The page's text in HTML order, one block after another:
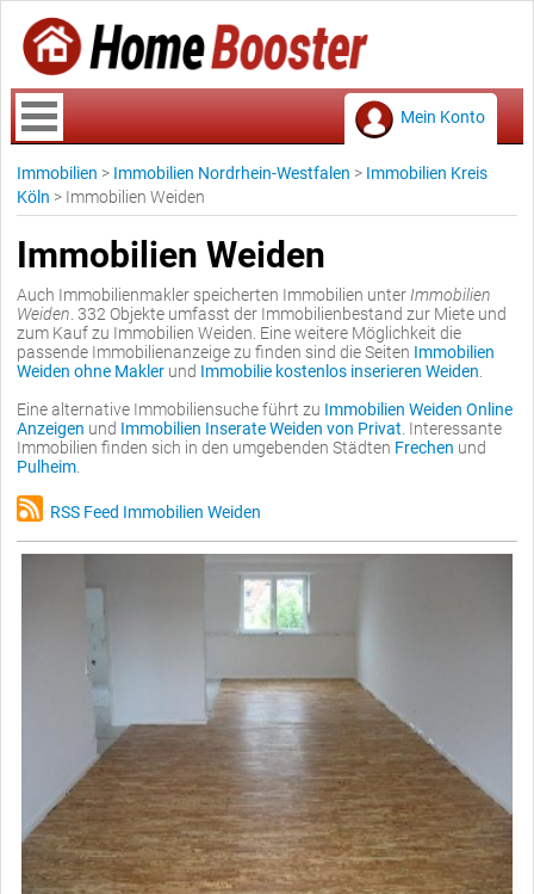
Mein Konto
Immobilien > Immobilien Nordrhein-Westfalen > Immobilien Kreis
Köln > Immobilien Weiden
Immobilien Weiden
Auch Immobilienmakler speicherten Immobilien unter Immobilien
Weiden . 332 Objekte umfasst der Immobilienbestand zur Miete und
zum Kauf zu Immobilien Weiden. Eine weitere Möglichkeit die
passende Immobilienanzeige zu finden sind die Seiten Immobilien
Weiden ohne Makler und Immobilie kostenlos inserieren Weiden
Eine alternative Immobiliensuche führt zu Immobilien Weiden Online
Anzeigen und Immobilien Inserate Weiden von Privat . Interessante
Immobilien finden sich in den umgebenden Städten Frechen und
Pulheim
RSS Feed Immobilien Weiden